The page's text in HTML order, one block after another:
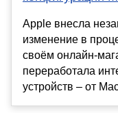
Apple внесла
изменение в
своём онлайн-
переработала
устройств – от